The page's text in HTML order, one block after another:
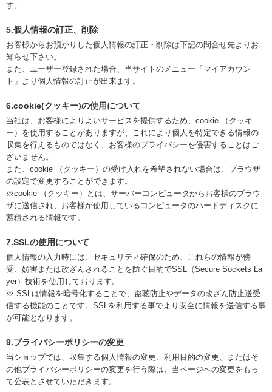
す。
5.個人情報の訂正、削除
お客様からお預かりした個人情報の訂正・削除は下記の問合せ先よりお
知らせ下さい。
また、ユーザー登録された場合、当サイトのメニュー「マイアカウン
ト」より個人情報の訂正が出来ます。
6.cookie(クッキー)の使用について
当社は、お客様によりよいサービスを提供するため、cookie （クッキ
ー）を使用することがありますが、これにより個人を特定できる情報の
収集を行えるものではなく、お客様のプライバシーを侵害することはご
ざいません。
また、cookie （クッキー）の受け入れを希望されない場合は、ブラウザ
の設定で変更することができます。
※cookie （クッキー）とは、サーバーコンピュータからお客様のブラウ
ザに送信され、お客様が使用しているコンピュータのハードディスクに
蓄積される情報です。
7.SSLの使用について
個人情報の入力時には、セキュリティ確保のため、これらの情報が傍
受、妨害または改ざんされることを防ぐ目的でSSL（Secure Sockets La
yer）技術を使用しております。
※ SSLは情報を暗号化することで、盗聴防止やデータの改ざん防止送受
信する機能のことです。SSLを利用する事でより安全に情報を送信する事
が可能となります。
9.プライバシーポリシーの変更
当ショップでは、収集する個人情報の変更、利用目的の変更、またはそ
の他プライバシーポリシーの変更を行う際は、当ページへの変更をもっ
て公表とさせていただきます。